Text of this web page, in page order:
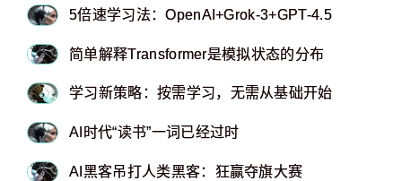
5倍速学习法：OpenAI+Grok-3+GPT-4.5
简单解释Transformer是模拟状态的分布
学习新策略：按需学习，无需从基础开始
AI时代“读书”一词已经过时
AI黑客吊打人类黑客：狂赢夺旗大赛